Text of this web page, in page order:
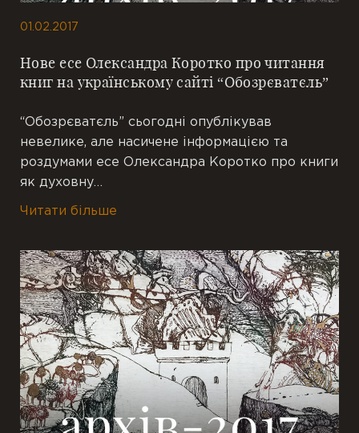
01.02.2017
Нове есе Олександра Коротко про читання
книг на українському сайті “Обозрєватєль”
“Обозрєватєль” сьогодні опублікував
невелике, але насичене інформацією та
роздумами есе Олександра Коротко про книги
як духовну…
Читати більше